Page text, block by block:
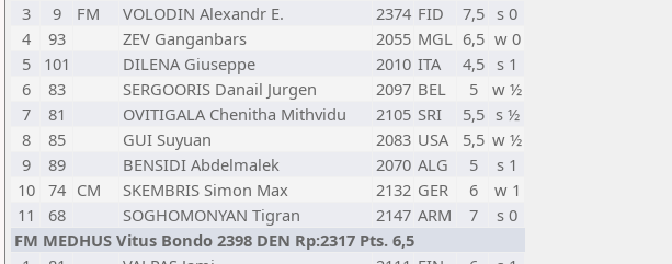
3
9 FM VOLODIN Alexandr E. 2374 FID 7,5
s 0
4
93 ZEV Ganganbars 2055 MGL 6,5 w 0
5
101 DILENA Giuseppe 2010 ITA 4,5
s 1
6
83 SERGOORIS Danail Jurgen 2097 BEL 5
w ½
7
81 OVITIGALA Chenitha Mithvidu 2105 SRI 5,5 s ½
8
85 GUI Suyuan 2083 USA 5,5 w ½
9
89 BENSIDI Abdelmalek 2070 ALG 5
s 1
10
74 CM SKEMBRIS Simon Max 2132 GER 6
w 1
11
68 SOGHOMONYAN Tigran 2147 ARM 7
s 0
FM MEDHUS Vitus Bondo 2398 DEN Rp:2317 Pts. 6,5